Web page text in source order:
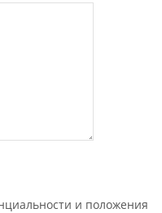
и положения